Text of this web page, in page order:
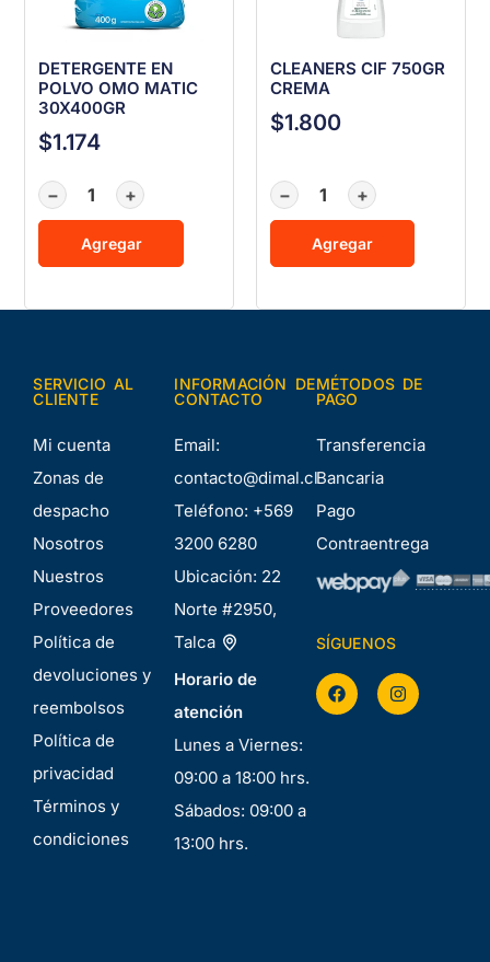
DETERGENTE EN
POLVO OMO MATIC
30X400GR
$1.174
− +
Agregar
CLEANERS CIF 750GR
CREMA
$1.800
− +
Agregar
SERVICIO AL
CLIENTE
Mi cuenta
Zonas de
despacho
Nosotros
Nuestros
Proveedores
Política de
devoluciones y
reembolsos
Política de
privacidad
Términos y
condiciones
INFORMACIÓN DE
CONTACTO
Email:
contacto@dimal.cl
Teléfono: +569
3200 6280
Ubicación: 22
Norte #2950,
Talca
Horario de
atención
Lunes a Viernes:
09:00 a 18:00 hrs.
Sábados: 09:00 a
13:00 hrs.
MÉTODOS DE
PAGO
Transferencia
Bancaria
Pago
Contraentrega
SÍGUENOS